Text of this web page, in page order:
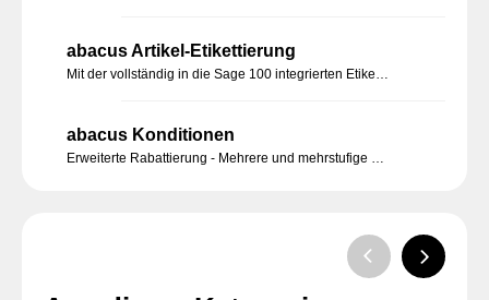
abacus Artikel-Etikettierung
Mit der vollständig in die Sage 100 integrierten Etikettierungslösung Zeit sparen. Schnell und einfach Etiketten designen und den Etikettierungsprozess selbst definieren.
abacus Konditionen
Erweiterte Rabattierung - Mehrere und mehrstufige Konditionen im Verkaufsbeleg in der Sage 100 darstellen